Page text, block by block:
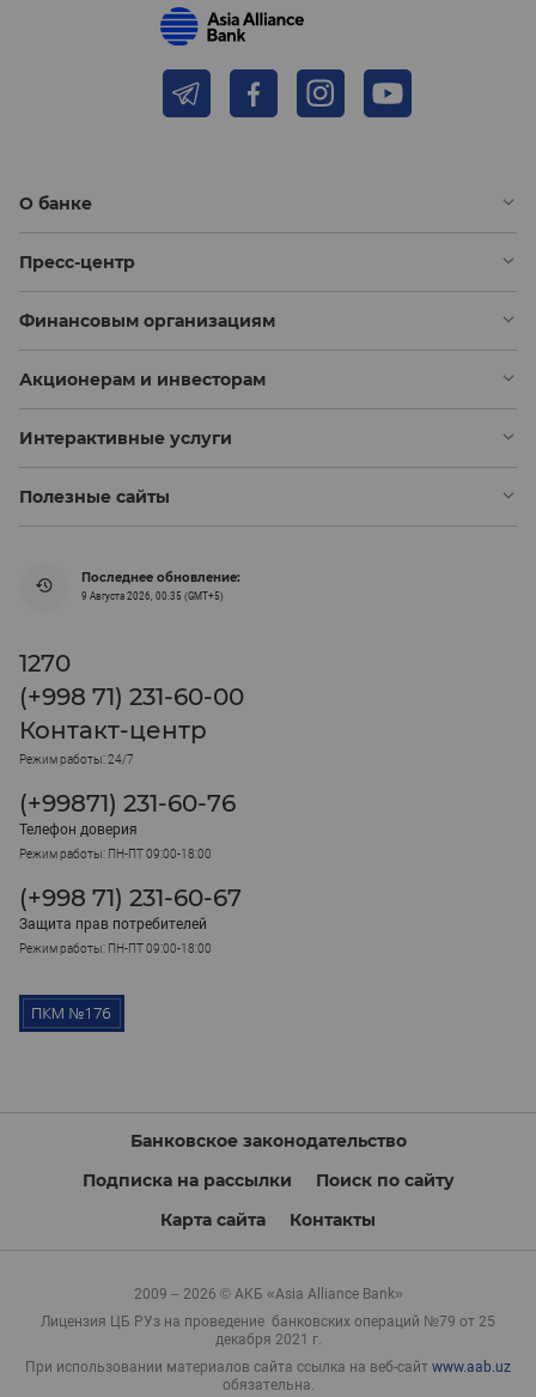
О банке
Пресс-центр
Финансовым организациям
Акционерам и инвесторам
Интерактивные услуги
Полезные сайты
Последнее обновление:
9 Августа 2026, 00:35 (GMT+5)
1270
(+998 71) 231-60-00
Контакт-центр
Режим работы: 24/7
(+99871) 231-60-76
Телефон доверия
Режим работы: ПН-ПТ 09:00-18:00
(+998 71) 231-60-67
Защита прав потребителей
Режим работы: ПН-ПТ 09:00-18:00
Банковское законодательство
Подписка на рассылки
Поиск по сайту
Карта сайта
Контакты
2009 – 2026 © АКБ «Asia Alliance Bank»
Лицензия ЦБ РУз на проведение банковских операций №79 от 25
декабря 2021 г.
При использовании материалов сайта ссылка на веб-сайт www.aab.uz
обязательна.